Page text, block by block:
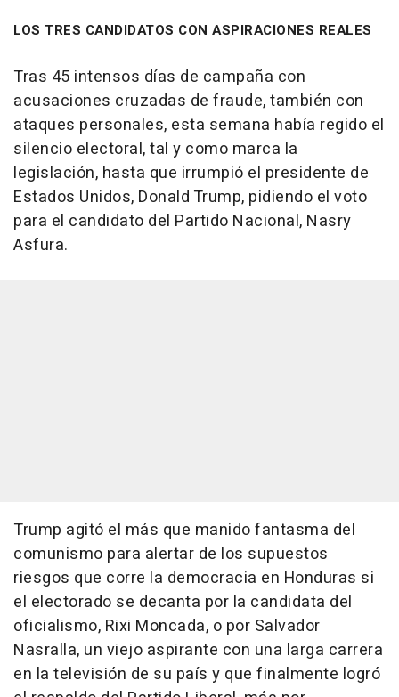
LOS TRES CANDIDATOS CON ASPIRACIONES REALES
Tras 45 intensos días de campaña con
acusaciones cruzadas de fraude, también con
ataques personales, esta semana había regido el
silencio electoral, tal y como marca la
legislación, hasta que irrumpió el presidente de
Estados Unidos, Donald Trump, pidiendo el voto
para el candidato del Partido Nacional, Nasry
Asfura.
Trump agitó el más que manido fantasma del
comunismo para alertar de los supuestos
riesgos que corre la democracia en Honduras si
el electorado se decanta por la candidata del
oficialismo, Rixi Moncada, o por Salvador
Nasralla, un viejo aspirante con una larga carrera
en la televisión de su país y que finalmente logró